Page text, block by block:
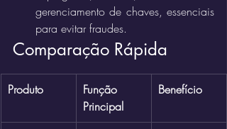
gerenciamento de chaves, essenciais
para evitar fraudes.
Comparação Rápida
Produto
Função
Principal
Benefício